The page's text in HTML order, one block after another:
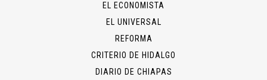
EL ECONOMISTA
EL UNIVERSAL
REFORMA
CRITERIO DE HIDALGO
DIARIO DE CHIAPAS